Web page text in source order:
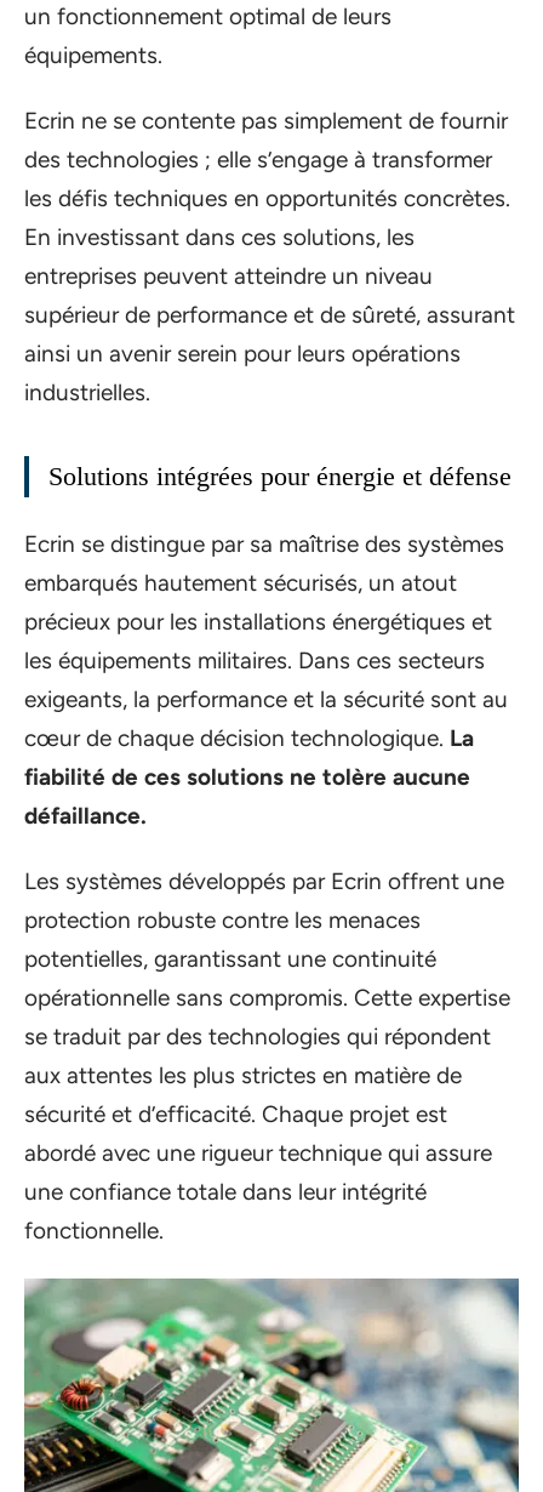
un fonctionnement optimal de leurs
équipements.
Ecrin ne se contente pas simplement de fournir
des technologies ; elle s’engage à transformer
les défis techniques en opportunités concrètes.
En investissant dans ces solutions, les
entreprises peuvent atteindre un niveau
supérieur de performance et de sûreté, assurant
ainsi un avenir serein pour leurs opérations
industrielles.
Solutions intégrées pour énergie et défense
Ecrin se distingue par sa maîtrise des systèmes
embarqués hautement sécurisés, un atout
précieux pour les installations énergétiques et
les équipements militaires. Dans ces secteurs
exigeants, la performance et la sécurité sont au
cœur de chaque décision technologique. La
fiabilité de ces solutions ne tolère aucune
défaillance.
Les systèmes développés par Ecrin offrent une
protection robuste contre les menaces
potentielles, garantissant une continuité
opérationnelle sans compromis. Cette expertise
se traduit par des technologies qui répondent
aux attentes les plus strictes en matière de
sécurité et d’efficacité. Chaque projet est
abordé avec une rigueur technique qui assure
une confiance totale dans leur intégrité
fonctionnelle.